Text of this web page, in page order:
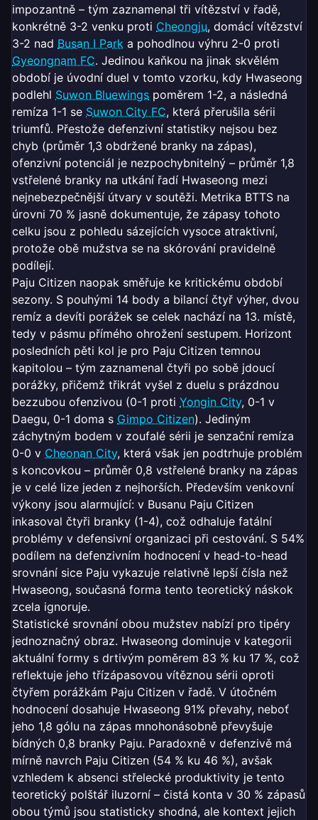
impozantně – tým zaznamenal tři vítězství v řadě,
konkrétně 3-2 venku proti Cheongju, domácí vítězství
3-2 nad Busan I Park a pohodlnou výhru 2-0 proti
Gyeongnam FC. Jedinou kaňkou na jinak skvělém
období je úvodní duel v tomto vzorku, kdy Hwaseong
podlehl Suwon Bluewings poměrem 1-2, a následná
remíza 1-1 se Suwon City FC, která přerušila sérii
triumfů. Přestože defenzivní statistiky nejsou bez
chyb (průměr 1,3 obdržené branky na zápas),
ofenzivní potenciál je nezpochybnitelný – průměr 1,8
vstřelené branky na utkání řadí Hwaseong mezi
nejnebezpečnější útvary v soutěži. Metrika BTTS na
úrovni 70 % jasně dokumentuje, že zápasy tohoto
celku jsou z pohledu sázejících vysoce atraktivní,
protože obě mužstva se na skórování pravidelně
podílejí.
Paju Citizen naopak směřuje ke kritickému období
sezony. S pouhými 14 body a bilancí čtyř výher, dvou
remíz a devíti porážek se celek nachází na 13. místě,
tedy v pásmu přímého ohrožení sestupem. Horizont
posledních pěti kol je pro Paju Citizen temnou
kapitolou – tým zaznamenal čtyři po sobě jdoucí
porážky, přičemž třikrát vyšel z duelu s prázdnou
bezzubou ofenzivou (0-1 proti Yongin City, 0-1 v
Daegu, 0-1 doma s Gimpo Citizen). Jediným
záchytným bodem v zoufalé sérii je senzační remíza
0-0 v Cheonan City, která však jen podtrhuje problém
s koncovkou – průměr 0,8 vstřelené branky na zápas
je v celé lize jeden z nejhorších. Především venkovní
výkony jsou alarmující: v Busanu Paju Citizen
inkasoval čtyři branky (1-4), což odhaluje fatální
problémy v defensivní organizaci při cestování. S 54%
podílem na defenzivním hodnocení v head-to-head
srovnání sice Paju vykazuje relativně lepší čísla než
Hwaseong, současná forma tento teoretický náskok
zcela ignoruje.
Statistické srovnání obou mužstev nabízí pro tipéry
jednoznačný obraz. Hwaseong dominuje v kategorii
aktuální formy s drtivým poměrem 83 % ku 17 %, což
reflektuje jeho třízápasovou vítěznou sérii oproti
čtyřem porážkám Paju Citizen v řadě. V útočném
hodnocení dosahuje Hwaseong 91% převahy, neboť
jeho 1,8 gólu na zápas mnohonásobně převyšuje
bídných 0,8 branky Paju. Paradoxně v defenzivě má
mírně navrch Paju Citizen (54 % ku 46 %), avšak
vzhledem k absenci střelecké produktivity je tento
teoretický polštář iluzorní – čistá konta v 30 % zápasů
obou týmů jsou statisticky shodná, ale kontext jejich